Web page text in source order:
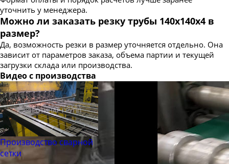
уточнить у менеджера.
Можно ли заказать резку трубы 140х140х4 в
размер?
Да, возможность резки в размер уточняется отдельно. Она
зависит от параметров заказа, объема партии и текущей
загрузки склада или производства.
Видео с производства
Производство сварной
сетки